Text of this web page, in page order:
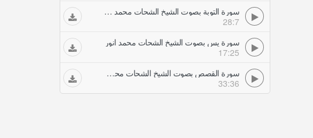
سورة التوبة بصوت الشيخ الشحات محمد انور
28:7
سورة يس بصوت الشيخ الشحات محمد انور
17:25
سورة القصص بصوت الشيخ الشحات محمد انور
33:36